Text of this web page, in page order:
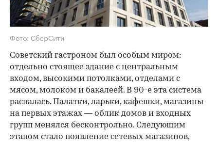
Фото: СберСити
Советский гастроном был особым миром:
отдельно стоящее здание с центральным
входом, высокими потолками, отделами с
мясом, молоком и бакалеей. В 90-е эта система
распалась. Палатки, ларьки, кафешки, магазины
на первых этажах — облик домов и входных
групп менялся бесконтрольно. Следующим
этапом стало появление сетевых магазинов,